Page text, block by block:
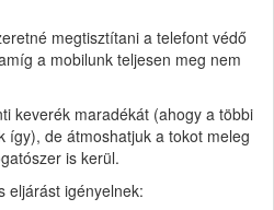
megtisztítani a telefont védő
a mobilunk teljesen meg nem
keverék maradékát (ahogy a többi
így), de átmoshatjuk a tokot meleg
is kerül.
eljárást igényelnek: